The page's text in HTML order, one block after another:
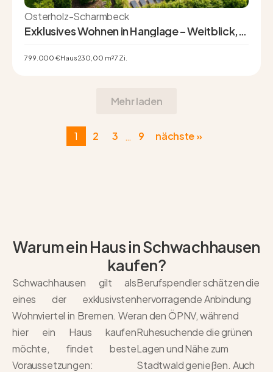
Osterholz-Scharmbeck
Exklusives Wohnen in Hanglage – Weitblick,
799.000 €Haus230,00 m²7 Zi.
Mehr laden
1 2 3 … 9 nächste »
Warum ein Haus in Schwachhausen
kaufen?
Schwachhausen gilt als
eines der exklusivsten
Wohnviertel in Bremen. Wer
hier ein Haus kaufen
möchte, findet beste
Voraussetzungen:
Berufspendler schätzen die
hervorragende Anbindung
an den ÖPNV, während
Ruhesuchende die grünen
Lagen und Nähe zum
Stadtwald genießen. Auch